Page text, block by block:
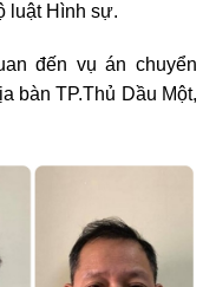
luật Hình sự.
đến vụ án chuyển
bàn TP.Thủ Dầu Một,